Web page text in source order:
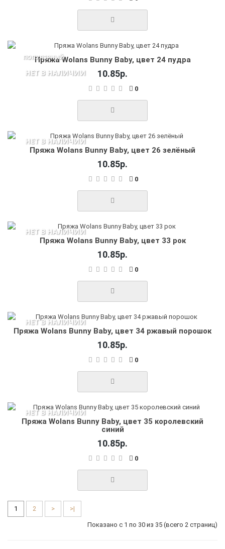
ПОПУЛЯРНЫЙ
НЕТ В НАЛИЧИИ
Пряжа Wolans Bunny Baby, цвет 24 пудра
10.85р.
0
НЕТ В НАЛИЧИИ
Пряжа Wolans Bunny Baby, цвет 26 зелёный
10.85р.
0
НЕТ В НАЛИЧИИ
Пряжа Wolans Bunny Baby, цвет 33 рок
10.85р.
0
НЕТ В НАЛИЧИИ
Пряжа Wolans Bunny Baby, цвет 34 ржавый порошок
10.85р.
0
НЕТ В НАЛИЧИИ
Пряжа Wolans Bunny Baby, цвет 35 королевский
синий
10.85р.
0
1 2 > >|
Показано с 1 по 30 из 35 (всего 2 страниц)